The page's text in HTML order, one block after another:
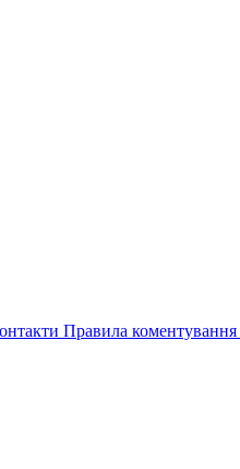
Правила коментування